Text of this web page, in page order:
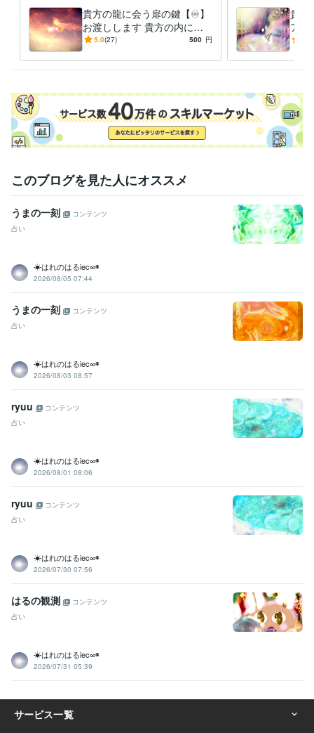
良くなる繰り返し
うちよせる波のように～~良くなる良くなると
１日１ヶ月１年と良くなるとずっと祈っております
これからも良くなるとずっと祈っております
あなたのお心とともに∞*
水晶✦植物✦香り✦キャンドルなどで浄化した私の個人オフィスでお待ち
いたしております∞*＊♥️
得意分野
占い タロット水晶占い
貴方の龍に会う扉の鍵【♾️】
お渡しします 貴方の内に眠
る「龍」を呼び覚ます能力を
5.0(27) 500 円
貴方
アイ
ご覧
ぞ
このブログを見た人にオススメ
うまの一刻
コンテンツ
占い
☀はれのはるiec∞◉
2026/08/05 07:44
うまの一刻
コンテンツ
占い
☀はれのはるiec∞◉
2026/08/03 08:57
ryuu
コンテンツ
占い
☀はれのはるiec∞◉
2026/08/01 08:06
ryuu
コンテンツ
占い
☀はれのはるiec∞◉
2026/07/30 07:56
はるの観測
コンテンツ
占い
☀はれのはるiec∞◉
2026/07/31 05:39